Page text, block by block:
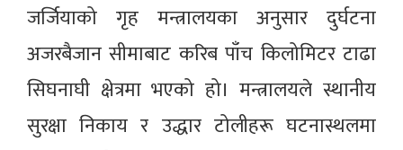
जर्जियाको गृह मन्त्रालयका अनुसार दुर्घटना
अजरबैजान सीमाबाट करिब पाँच किलोमिटर टाढा
सिघनाघी क्षेत्रमा भएको हो। मन्त्रालयले स्थानीय
सुरक्षा निकाय र उद्धार टोलीहरू घटनास्थलमा